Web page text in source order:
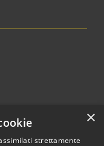
×
strettamente